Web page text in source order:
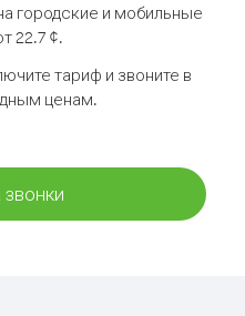
городские и мобильные
22.7 ¢.
тариф и звоните в
ценам.